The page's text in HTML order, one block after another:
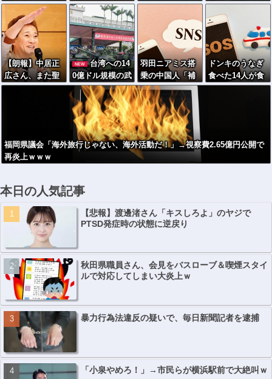
か…中ロに備え
「短距離戦術
核」を検討！
「治療薬販売制
限指針」のせい
で薬局で買えず
災…韓国軍「人
的被害なし」
兆円効果試算
も”福島問題”が
立ちはだかる
【朗報】中居正
広さん、また聖
人エピソードが
NEW
台湾への14
0億ドル規模の武
器売却「確信し
ている」 …米共
和党重鎮、マコ
ール議員が表
明！
羽田ニアミス搭
乗の中国人「補
償も見舞いもな
い」中国ネット
「いや要らんや
ろ」
ドンキのうなぎ
食べた14人が食
中毒…3歳児から
福岡県議会「海外旅行じゃない、海外活動だ！」→視察費2.65億円公開で
再炎上ｗｗｗ
本日の人気記事
【悲報】渡邊渚さん「キスしろよ」のヤジで
PTSD発症時の状態に逆戻り
秋田県職員さん、会見をバスローブ＆喫煙スタイ
ルで対応してしまい大炎上ｗ
暴力行為法違反の疑いで、毎日新聞記者を逮捕
「小泉やめろ！」→市民らが横浜駅前で大絶叫ｗ